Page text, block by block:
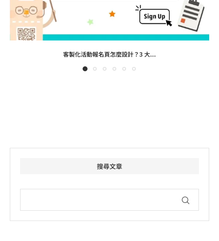
客製化活動報名頁怎麼設計？3 大...
搜尋文章